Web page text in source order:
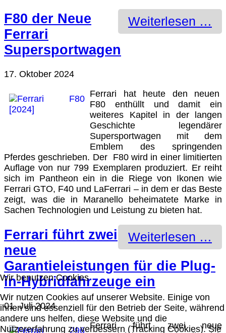
Weiterlesen …
F80 der Neue
Ferrari
Supersportwagen
17. Oktober 2024
Ferrari hat heute den neuen
F80 enthüllt und damit ein
weiteres Kapitel in der langen
Geschichte legendärer
Supersportwagen mit dem
Emblem des springenden
Pferdes geschrieben. Der F80 wird in einer limitierten
Auflage von nur 799 Exemplaren produziert. Er reiht
sich im Pantheon ein in die Riege von Ikonen wie
Ferrari GTO, F40 und LaFerrari – in dem er das Beste
zeigt, was die in Maranello beheimatete Marke in
Sachen Technologien und Leistung zu bieten hat.
Weiterlesen …
Ferrari führt zwei
neue
Garantieleistungen für die Plug-
in-Hybridfahrzeuge ein
01. Juli 2024
Ferrari führt zwei neue
Wir benutzen Cookies
Wir nutzen Cookies auf unserer Website. Einige von
ihnen sind essenziell für den Betrieb der Seite, während
andere uns helfen, diese Website und die
Nutzererfahrung zu verbessern (Tracking Cookies). Sie